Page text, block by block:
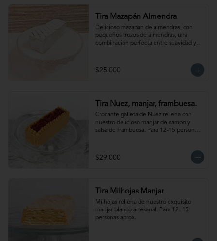
Tira Mazapán Almendra
Delicioso mazapán de almendras, con
pequeños trozos de almendras, una
combinación perfecta entre suavidad y
$25.000
Tira Nuez, manjar, frambuesa.
Crocante galleta de Nuez rellena con
nuestro delicioso manjar de campo y
salsa de frambuesa. Para 12-15 personas
temperatura ambiente antes de servir.
$29.000
Tira Milhojas Manjar
Milhojas rellena de nuestro exquisito
manjar blanco artesanal. Para 12- 15
personas aprox.